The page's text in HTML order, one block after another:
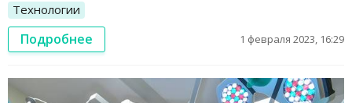
Технологии
Подробнее 1 февраля 2023, 16:29